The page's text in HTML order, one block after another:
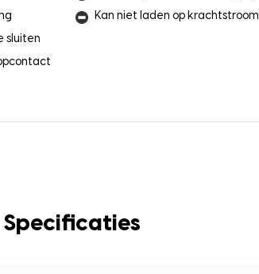
sluiten
Kan niet laden op krachtstroom
Specificaties